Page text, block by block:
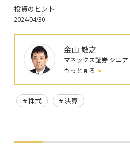
投資のヒント
2024/04/30
金山 敏之
マネックス証券 シニ
もっと見る
株式 決算